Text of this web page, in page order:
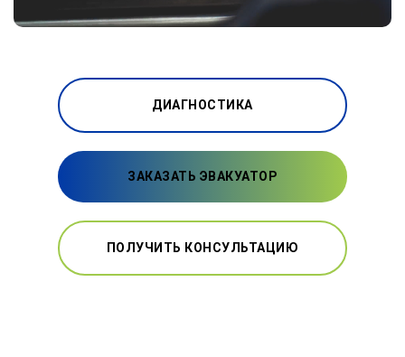
ДИАГНОСТИКА
ЗАКАЗАТЬ ЭВАКУАТОР
ПОЛУЧИТЬ КОНСУЛЬТАЦИЮ